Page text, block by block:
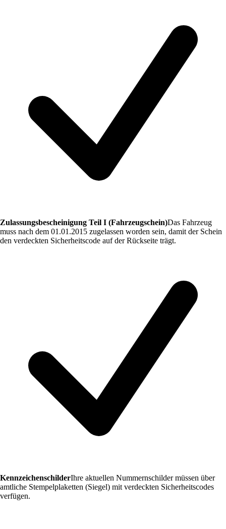
Zulassungsbescheinigung Teil I (Fahrzeugschein)Das Fahrzeug
muss nach dem 01.01.2015 zugelassen worden sein, damit der Schein
den verdeckten Sicherheitscode auf der Rückseite trägt.
KennzeichenschilderIhre aktuellen Nummernschilder müssen über
amtliche Stempelplaketten (Siegel) mit verdeckten Sicherheitscodes
verfügen.